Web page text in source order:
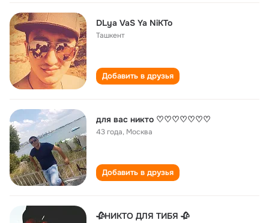
DLya VaS Ya NiKTo
Ташкент
Добавить в друзья
для вас никто ♡♡♡♡♡♡♡
43 года, Москва
Добавить в друзья
🥀НИКТО ДЛЯ ТИБЯ 🥀